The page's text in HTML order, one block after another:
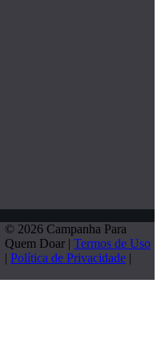
© 2026 Campanha Para
Quem Doar | Termos de Uso
| Política de Privacidade |